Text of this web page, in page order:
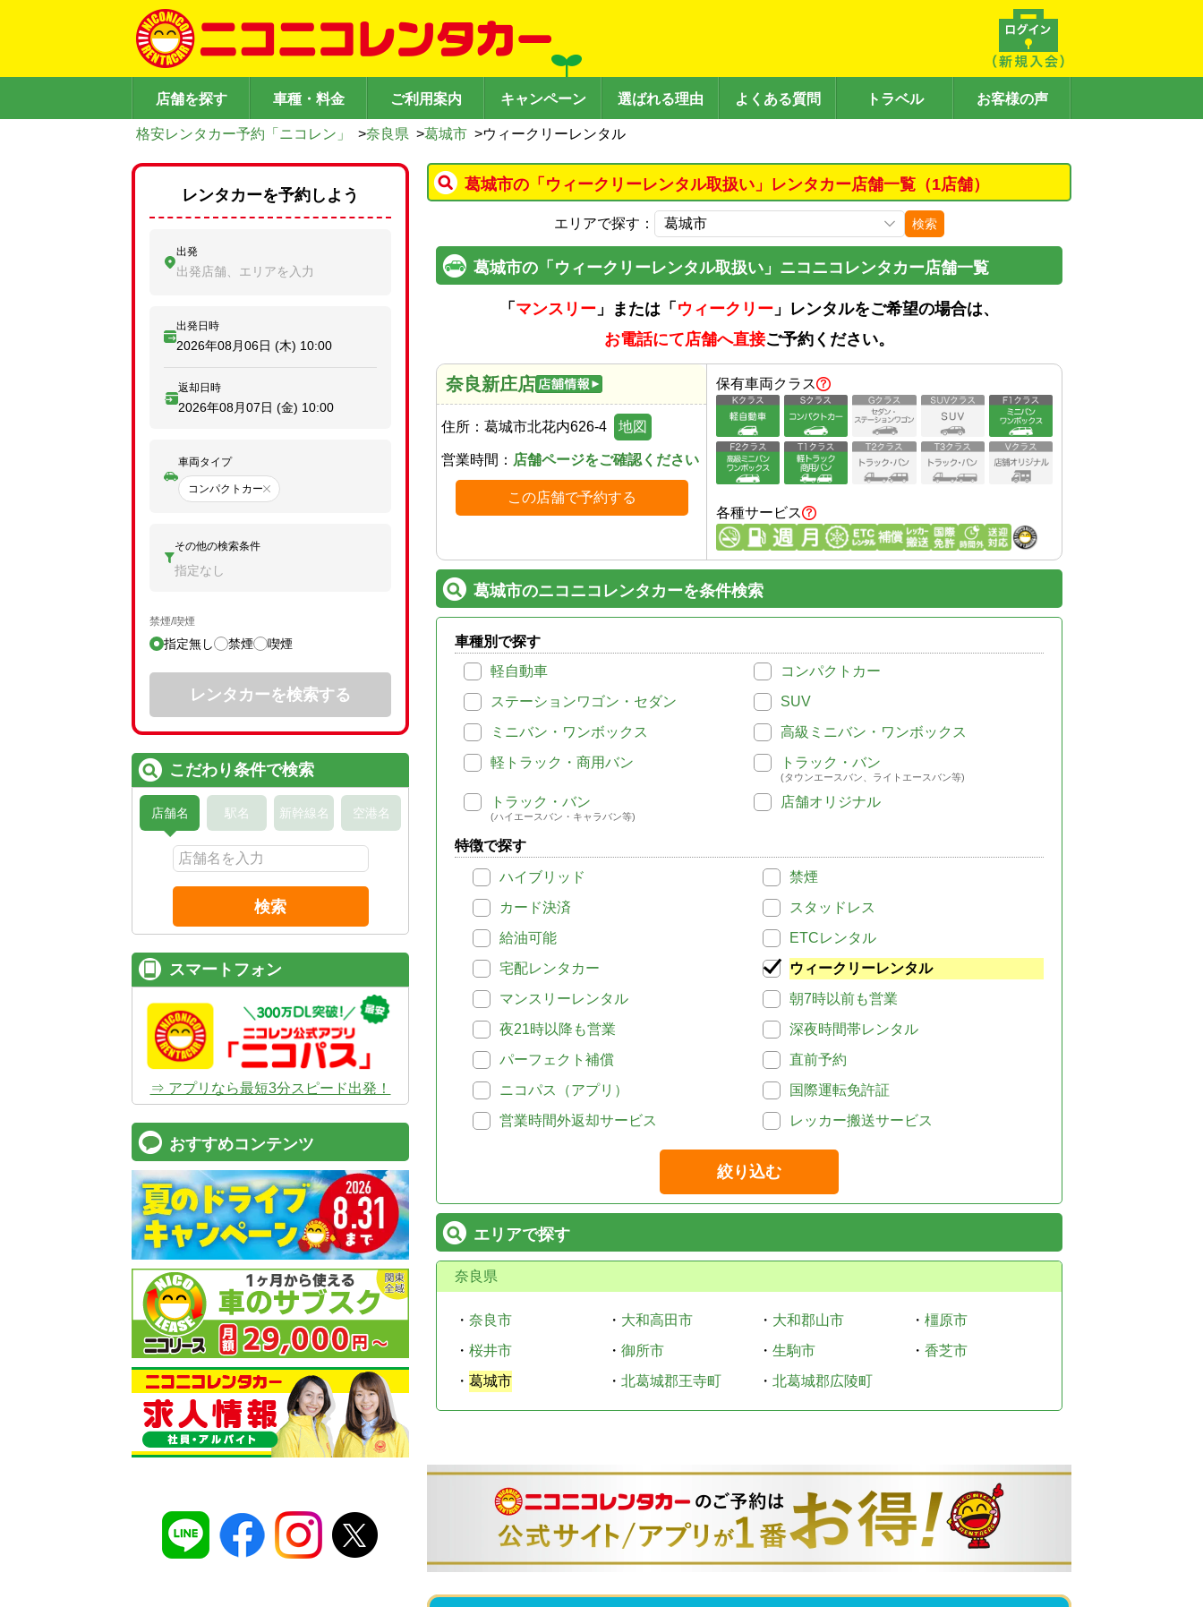
店舗を探す 車種・料金 ご利用案内 キャンペーン 選ばれる理由 よくある質問 トラベル お客様の声
格安レンタカー予約「ニコレン」 >奈良県 >葛城市 >ウィークリーレンタル
葛城市の「ウィークリーレンタル取扱い」レンタカー店舗一覧（1店舗）
エリアで探す： 検索
葛城市の「ウィークリーレンタル取扱い」ニコニコレンタカー店舗一覧
「 マンスリー 」または「 ウィークリー 」レンタルをご希望の場合は、
お電話にて店舗へ直接ご予約ください。
奈良新庄店
住所： 葛城市北花内626-4 地図
営業時間： 店舗ページをご確認ください
この店舗で予約する
保有車両クラス
各種サービス
葛城市のニコニコレンタカーを条件検索
車種別で探す
軽自動車
コンパクトカー
ステーションワゴン・セダン
SUV
ミニバン・ワンボックス
高級ミニバン・ワンボックス
軽トラック・商用バン
トラック・バン
(タウンエースバン、ライトエースバン等)
トラック・バン
(ハイエースバン・キャラバン等)
店舗オリジナル
特徴で探す
ハイブリッド
禁煙
カード決済
スタッドレス
給油可能
ETCレンタル
宅配レンタカー
ウィークリーレンタル
マンスリーレンタル
朝7時以前も営業
夜21時以降も営業
深夜時間帯レンタル
パーフェクト補償
直前予約
ニコパス（アプリ）
国際運転免許証
営業時間外返却サービス
レッカー搬送サービス
絞り込む
エリアで探す
奈良県
・ 奈良市 ・ 大和高田市 ・ 大和郡山市 ・ 橿原市
・ 桜井市 ・ 御所市 ・ 生駒市 ・ 香芝市
・ 葛城市 ・ 北葛城郡王寺町 ・ 北葛城郡広陵町
レンタカーを予約しよう
出発
出発店舗、エリアを入力
出発日時
2026年08月06日 (木) 10:00
返却日時
2026年08月07日 (金) 10:00
車両タイプ
コンパクトカー
その他の検索条件
指定なし
禁煙/喫煙
指定無し 禁煙 喫煙
レンタカーを検索する
こだわり条件で検索
店舗名 駅名 新幹線名 空港名
検索
スマートフォン
⇒ アプリなら最短3分スピード出発！
おすすめコンテンツ